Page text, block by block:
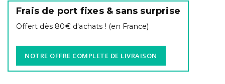
Frais de port fixes & sans surprise
Offert dès 80€ d'achats ! (en France)
NOTRE OFFRE COMPLETE DE LIVRAISON